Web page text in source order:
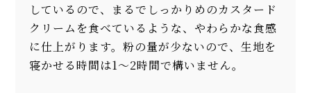
しているので、まるでしっかりめのカスタード
クリームを食べているような、やわらかな食感
に仕上がります。粉の量が少ないので、生地を
寝かせる時間は1～2時間で構いません。